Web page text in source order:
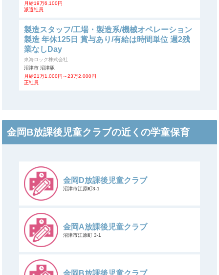
月給19万6,100円
派遣社員
製造スタッフ/工場・製造系/機械オペレーション
製造 年休125日 賞与あり/有給は時間単位 週2残
業なしDay
東海ロック株式会社
沼津市 沼津駅
月給21万1,000円～23万2,000円
正社員
金岡B放課後児童クラブの近くの学童保育
金岡D放課後児童クラブ
沼津市江原町3-1
金岡A放課後児童クラブ
沼津市江原町 3-1